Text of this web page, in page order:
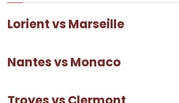
Lorient vs Marseille
Nantes vs Monaco